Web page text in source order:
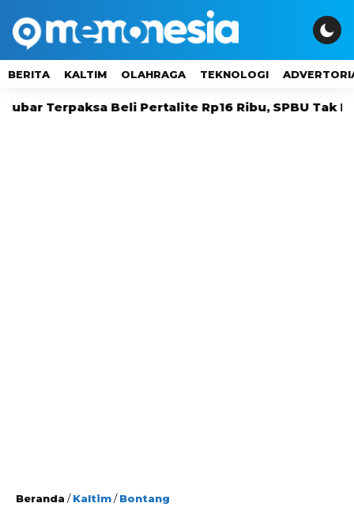
BERITA KALTIM OLAHRAGA TEKNOLOGI
Beli Pertalite Rp16 Ribu, SPBU Tak Kunjung
Beranda /Kaltim/Bontang